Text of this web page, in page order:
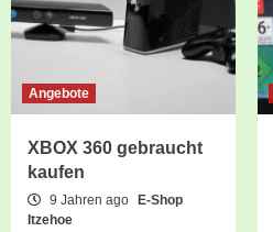
Angebote
XBOX 360 gebraucht
kaufen
9 Jahren ago
E-Shop
Itzehoe